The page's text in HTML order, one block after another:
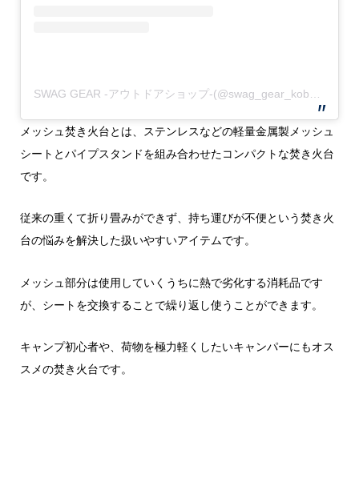
メッシュ焚き火台とは、ステンレスなどの軽量金属製メッシュ
シートとパイプスタンドを組み合わせたコンパクトな焚き火台
です。
従来の重くて折り畳みができず、持ち運びが不便という焚き火
台の悩みを解決した扱いやすいアイテムです。
メッシュ部分は使用していくうちに熱で劣化する消耗品です
が、シートを交換することで繰り返し使うことができます。
キャンプ初心者や、荷物を極力軽くしたいキャンパーにもオス
スメの焚き火台です。